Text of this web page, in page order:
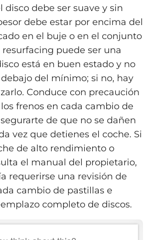
disco debe ser suave y sin
debe estar por encima del
en el buje o en el conjunto
resurfacing puede ser una
está en buen estado y no
del mínimo; si no, hay
Conduce con precaución
frenos en cada cambio de
de que no se dañen
vez que detienes el coche. Si
de alto rendimiento o
el manual del propietario,
requerirse una revisión de
cambio de pastillas e
completo de discos.